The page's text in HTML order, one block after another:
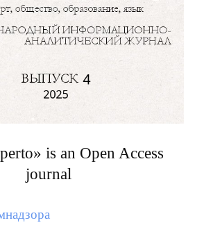
is an Open Access
journal